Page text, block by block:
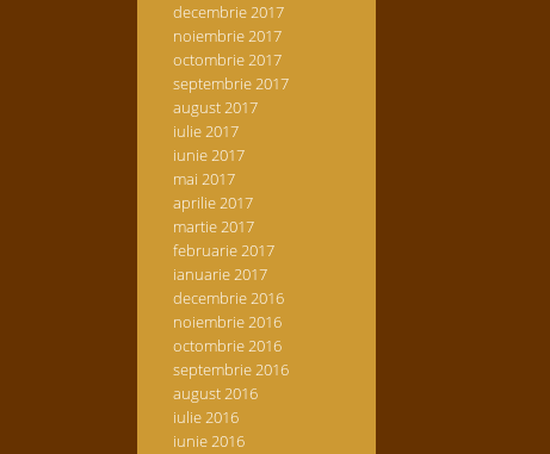
decembrie 2017
noiembrie 2017
octombrie 2017
septembrie 2017
august 2017
iulie 2017
iunie 2017
mai 2017
aprilie 2017
martie 2017
februarie 2017
ianuarie 2017
decembrie 2016
noiembrie 2016
octombrie 2016
septembrie 2016
august 2016
iulie 2016
iunie 2016